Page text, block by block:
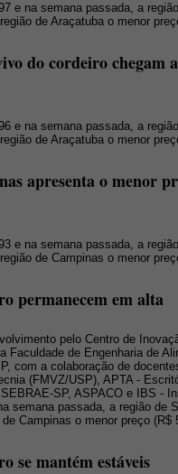
e na semana passada, a
de Araçatuba o menor
do cordeiro chegam
e na semana passada, a
de Araçatuba o menor
apresenta o menor
e na semana passada, a
de Campinas o menor
permanecem em alta
pelo Centro de
Faculdade de Engenharia de
com a colaboração de
(FMVZ/USP), APTA -
SP, ASPACO e IBS -
semana passada, a região de
Campinas o menor preço (R$
se mantém estáveis